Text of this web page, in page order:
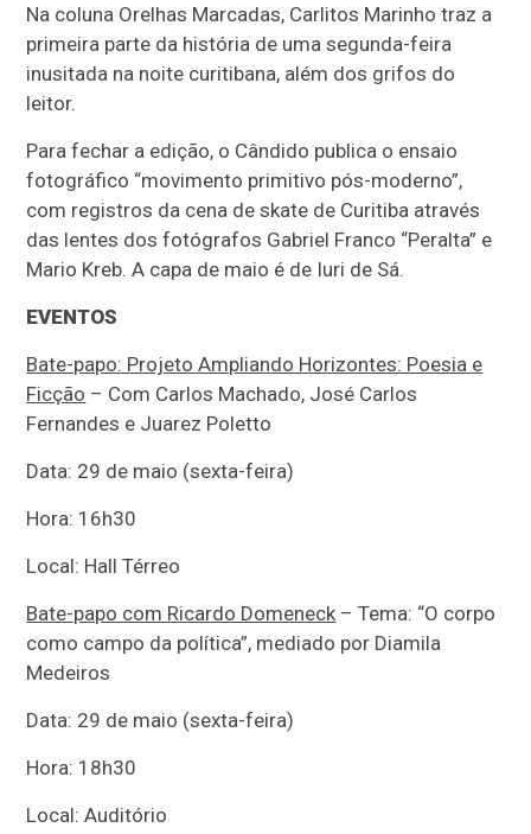
Na coluna Orelhas Marcadas, Carlitos Marinho traz a
primeira parte da história de uma segunda-feira
inusitada na noite curitibana, além dos grifos do
leitor.
Para fechar a edição, o Cândido publica o ensaio
fotográfico “movimento primitivo pós-moderno”,
com registros da cena de skate de Curitiba através
das lentes dos fotógrafos Gabriel Franco “Peralta” e
Mario Kreb. A capa de maio é de Iuri de Sá.
EVENTOS
Bate-papo: Projeto Ampliando Horizontes: Poesia e
Ficção – Com Carlos Machado, José Carlos
Fernandes e Juarez Poletto
Data: 29 de maio (sexta-feira)
Hora: 16h30
Local: Hall Térreo
Bate-papo com Ricardo Domeneck – Tema: “O corpo
como campo da política”, mediado por Diamila
Medeiros
Data: 29 de maio (sexta-feira)
Hora: 18h30
Local: Auditório